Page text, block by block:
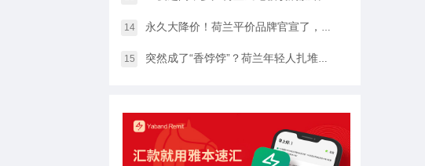
14 永久大降价！荷兰平价品牌官宣了，将硬扛Temu和SHEIN
15 突然成了“香饽饽”？荷兰年轻人扎堆当老师，发生了什么？